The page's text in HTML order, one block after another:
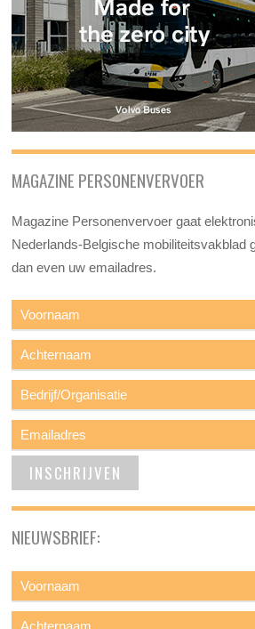
MAGAZINE PERSONENVERVOER
Magazine Personenvervoer gaat
Nederlands-Belgische mobiliteitsvakblad
dan even uw emailadres.
NIEUWSBRIEF: